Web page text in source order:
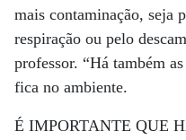
mais contaminação, seja
respiração ou pelo
professor. “Há também
fica no ambiente.
É IMPORTANTE QUE